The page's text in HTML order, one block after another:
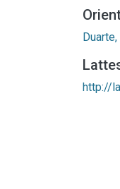
http://